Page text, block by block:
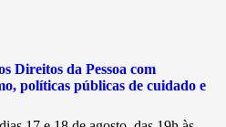
Direitos da Pessoa com
políticas públicas de cuidado e